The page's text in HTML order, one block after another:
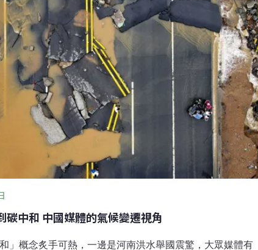
與繁殖，一般人不能飼養。林務局表示，目前壽山動物園和
都已完成園區內狒狒數量的清點，確認沒有逃脫情況，但
且有混養情
碳中和 中國媒體的氣候變遷視角
」概念炙手可熱，一邊是河南洪水舉國震驚，大眾媒體有